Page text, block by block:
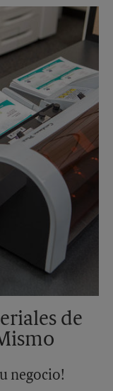
de
negocio!